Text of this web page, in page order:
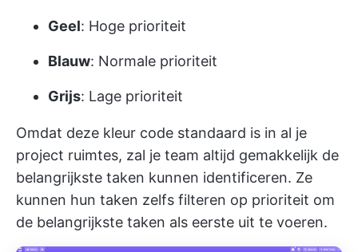
Geel: Hoge prioriteit
Blauw: Normale prioriteit
Grijs: Lage prioriteit
Omdat deze kleur code standaard is in al je
project ruimtes, zal je team altijd gemakkelijk de
belangrijkste taken kunnen identificeren. Ze
kunnen hun taken zelfs filteren op prioriteit om
de belangrijkste taken als eerste uit te voeren.